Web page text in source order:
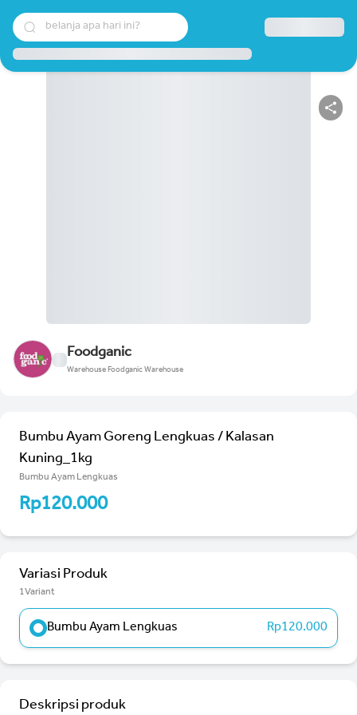
belanja apa hari ini?
Foodganic
Warehouse Foodganic Warehouse
Bumbu Ayam Goreng Lengkuas / Kalasan
Kuning_1kg
Bumbu Ayam Lengkuas
Rp120.000
Variasi Produk
1Variant
Bumbu Ayam Lengkuas Rp120.000
Deskripsi produk